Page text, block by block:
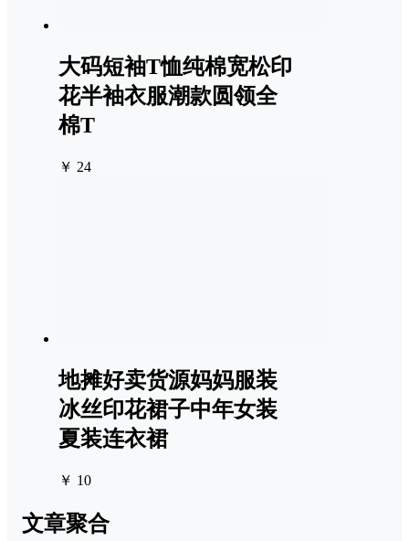
大码短袖T恤纯棉宽松印
花半袖衣服潮款圆领全
棉T
￥ 24
地摊好卖货源妈妈服装
冰丝印花裙子中年女装
夏装连衣裙
￥ 10
文章聚合